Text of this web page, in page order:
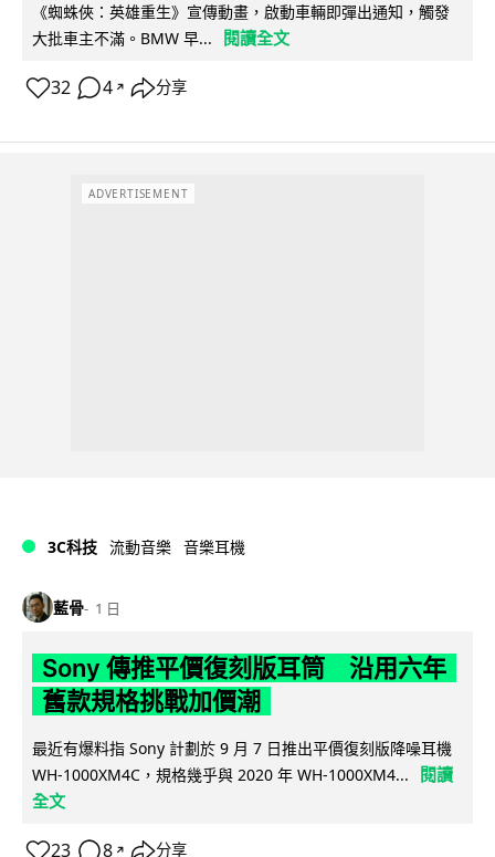
《蜘蛛俠：英雄重生》宣傳動畫，啟動車輛即彈出通知，觸發
大批車主不滿。BMW 早...
閱讀全文
32 4 ↗ 分享
ADVERTISEMENT
3C科技 流動音樂 音樂耳機
藍骨 1 日
Sony 傳推平價復刻版耳筒 沿用六年
舊款規格挑戰加價潮
最近有爆料指 Sony 計劃於 9 月 7 日推出平價復刻版降噪耳機
WH-1000XM4C，規格幾乎與 2020 年 WH-1000XM4...
閱讀
全文
23 8 ↗ 分享